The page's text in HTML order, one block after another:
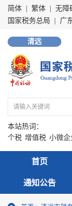
简体 繁体
无障
国家税务总局
广
清远
本站热词：
个税 增值税 小微企
首页
通知公告